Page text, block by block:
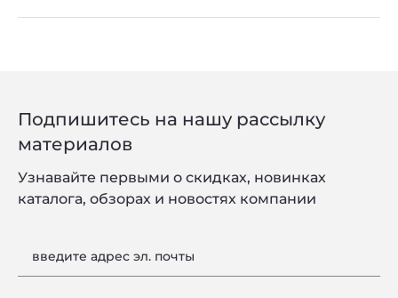
Подпишитесь на нашу рассылку
материалов
Узнавайте первыми о скидках, новинках
каталога, обзорах и новостях компании
введите адрес эл. почты